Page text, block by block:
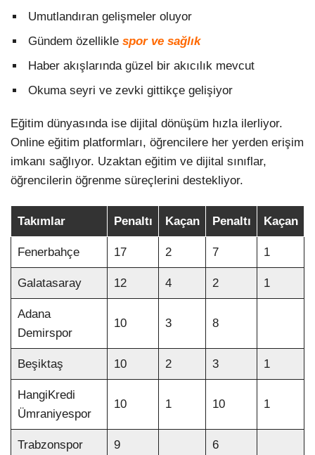
Umutlandıran gelişmeler oluyor
Gündem özellikle spor ve sağlık
Haber akışlarında güzel bir akıcılık mevcut
Okuma seyri ve zevki gittikçe gelişiyor
Eğitim dünyasında ise dijital dönüşüm hızla ilerliyor.
Online eğitim platformları, öğrencilere her yerden erişim
imkanı sağlıyor. Uzaktan eğitim ve dijital sınıflar,
öğrencilerin öğrenme süreçlerini destekliyor.
Takımlar Penaltı Kaçan Penaltı Kaçan
Fenerbahçe 17 2 7 1
Galatasaray 12 4 2 1
Adana
Demirspor
10 3 8
Beşiktaş 10 2 3 1
HangiKredi
Ümraniyespor
10 1 10 1
Trabzonspor 9 6